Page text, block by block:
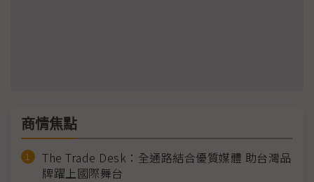
商情焦點
The Trade Desk：全通路結合優質媒體 助台灣品
牌躍上國際舞台